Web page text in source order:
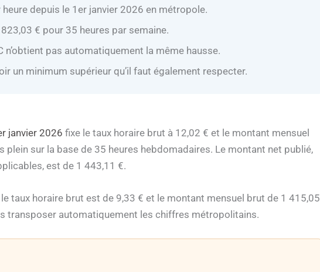
depuis le 1er janvier 2026 en métropole.
€ pour 35 heures par semaine.
n’obtient pas automatiquement la même hausse.
un minimum supérieur qu’il faut également respecter.
janvier 2026 fixe le taux horaire brut à 12,02 € et le montant mensuel
plein sur la base de 35 heures hebdomadaires. Le montant net publié,
est de 1 443,11 €.
taux horaire brut est de 9,33 € et le montant mensuel brut de 1 415,05
transposer automatiquement les chiffres métropolitains.